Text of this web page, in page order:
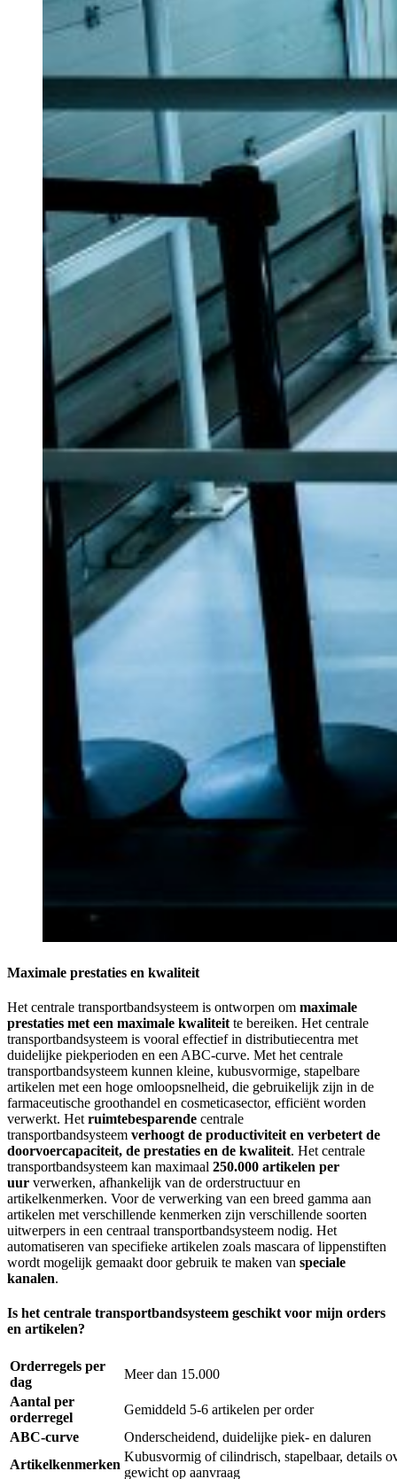
Maximale prestaties en kwaliteit
Het centrale transportbandsysteem is ontworpen om maximale
prestaties met een maximale kwaliteit te bereiken. Het centrale
transportbandsysteem is vooral effectief in distributiecentra met
duidelijke piekperioden en een ABC-curve. Met het centrale
transportbandsysteem kunnen kleine, kubusvormige, stapelbare
artikelen met een hoge omloopsnelheid, die gebruikelijk zijn in de
farmaceutische groothandel en cosmeticasector, efficiënt worden
verwerkt. Het ruimtebesparende centrale
transportbandsysteem verhoogt de productiviteit en verbetert de
doorvoercapaciteit, de prestaties en de kwaliteit. Het centrale
transportbandsysteem kan maximaal 250.000 artikelen per
uur verwerken, afhankelijk van de orderstructuur en
artikelkenmerken. Voor de verwerking van een breed gamma aan
artikelen met verschillende kenmerken zijn verschillende soorten
uitwerpers in een centraal transportbandsysteem nodig. Het
automatiseren van specifieke artikelen zoals mascara of lippenstiften
wordt mogelijk gemaakt door gebruik te maken van speciale
kanalen.
Is het centrale transportbandsysteem geschikt voor mijn orders
en artikelen?
Orderregels per
dag
Meer dan 15.000
Aantal per
orderregel
Gemiddeld 5-6 artikelen per order
ABC-curve
Onderscheidend, duidelijke piek- en daluren
Artikelkenmerken
Kubusvormig of cilindrisch, stapelbaar, details
gewicht op aanvraag